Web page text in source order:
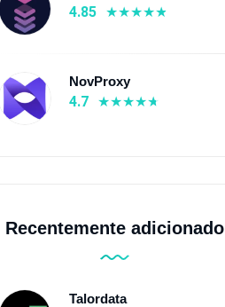
4.85
NovProxy
4.7
Recentemente adicionado
Talordata